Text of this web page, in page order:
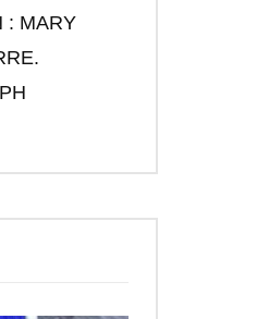
: MARY